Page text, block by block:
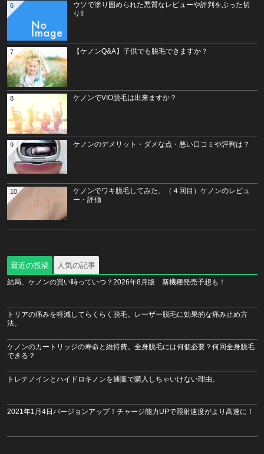
ウソで塗り固められた悪質なレビューや評判をぶった切
り!!
6
【ケノンQ&A】子供でも脱毛できますか？
7
ケノンでVIO脱毛は出来ますか？
8
ケノンのデメリット・ダメな点・悪い口コミや評判は？
9
ケノンでワキ脱毛してみた。（４回目）ケノンのレビュ
ー・評価
10
最近の投稿 人気の記事
結局、ケノンの買い時っていつ？2026年8月版 新機種発売予想も！
トリアの痛みを軽減してらくらく脱毛。レーザー脱毛に効果的な痛み止め方
法。
ケノンのカートリッジの寿命と維持費。全身脱毛には何個必要？何回全身脱毛
できる？
トレチノインとハイドロキノンを通販で購入しちゃいけない理由。
2021年1月4日バージョンアップ！チャージ能力UPで照射速度がより高速に！